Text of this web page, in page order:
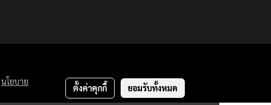
นโยบาย
ตั้งค่าคุกกี้ ยอมรับทั้งหมด